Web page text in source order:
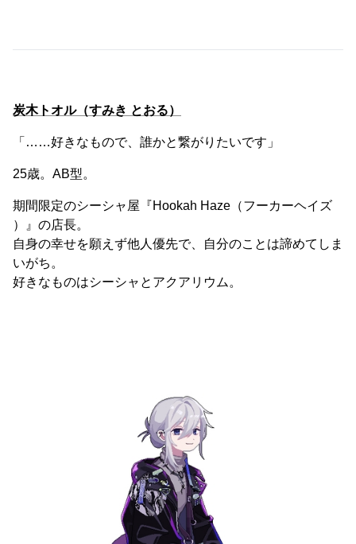
炭木トオル（すみき とおる）
「……好きなもので、誰かと繋がりたいです」
25歳。AB型。
期間限定のシーシャ屋『Hookah Haze（フーカーヘイズ
）』の店長。
自身の幸せを願えず他人優先で、自分のことは諦めてしま
いがち。
好きなものはシーシャとアクアリウム。